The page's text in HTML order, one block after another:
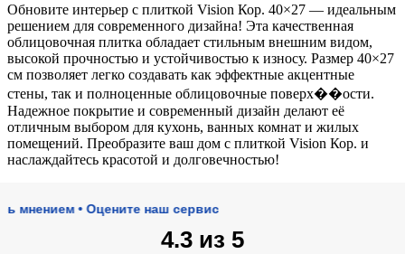
Обновите интерьер с плиткой Vision Кор. 40×27 — идеальным
решением для современного дизайна! Эта качественная
облицовочная плитка обладает стильным внешним видом,
высокой прочностью и устойчивостью к износу. Размер 40×27
см позволяет легко создавать как эффектные акцентные
стены, так и полноценные облицовочные поверх��ости.
Надежное покрытие и современный дизайн делают её
отличным выбором для кухонь, ванных комнат и жилых
помещений. Преобразите ваш дом с плиткой Vision Кор. и
наслаждайтесь красотой и долговечностью!
• Оцените наш сервис
4.3 из 5